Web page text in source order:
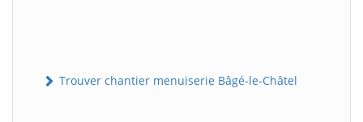
Trouver chantier menuiserie Bâgé-le-Châtel